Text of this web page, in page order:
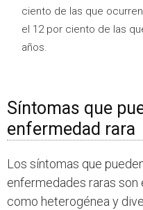
ciento de las que
el 12 por ciento de las
años.
Síntomas que
enfermedad rara
Los síntomas que
enfermedades raras
como heterogénea y